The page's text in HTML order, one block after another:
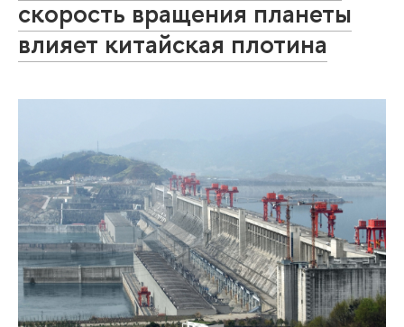
скорость вращения планеты
влияет китайская плотина